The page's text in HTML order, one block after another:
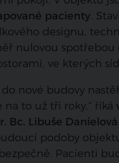
pacienty.
designu,
nulovou spotřebou
ve kterých
nové budovy
na to už tři roky,“ říká
Bc. Libuše Danielová
podoby
Pacienti